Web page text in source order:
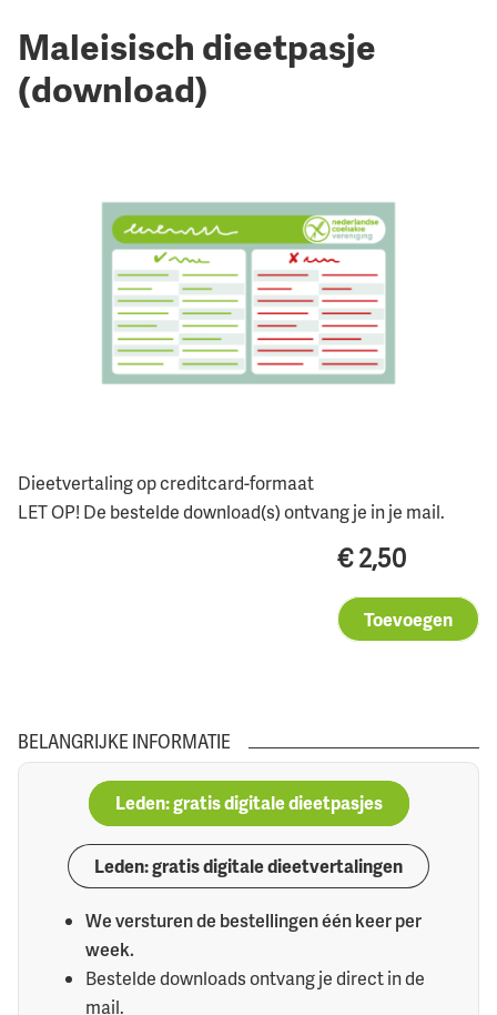
Maleisisch dieetpasje
(download)
Dieetvertaling op creditcard-formaat
LET OP! De bestelde download(s) ontvang je in je mail.
€2,50
Toevoegen
BELANGRIJKE INFORMATIE
Leden: gratis digitale dieetpasjes
Leden: gratis digitale dieetvertalingen
We versturen de bestellingen één keer per
week.
Bestelde downloads ontvang je direct in de
mail.